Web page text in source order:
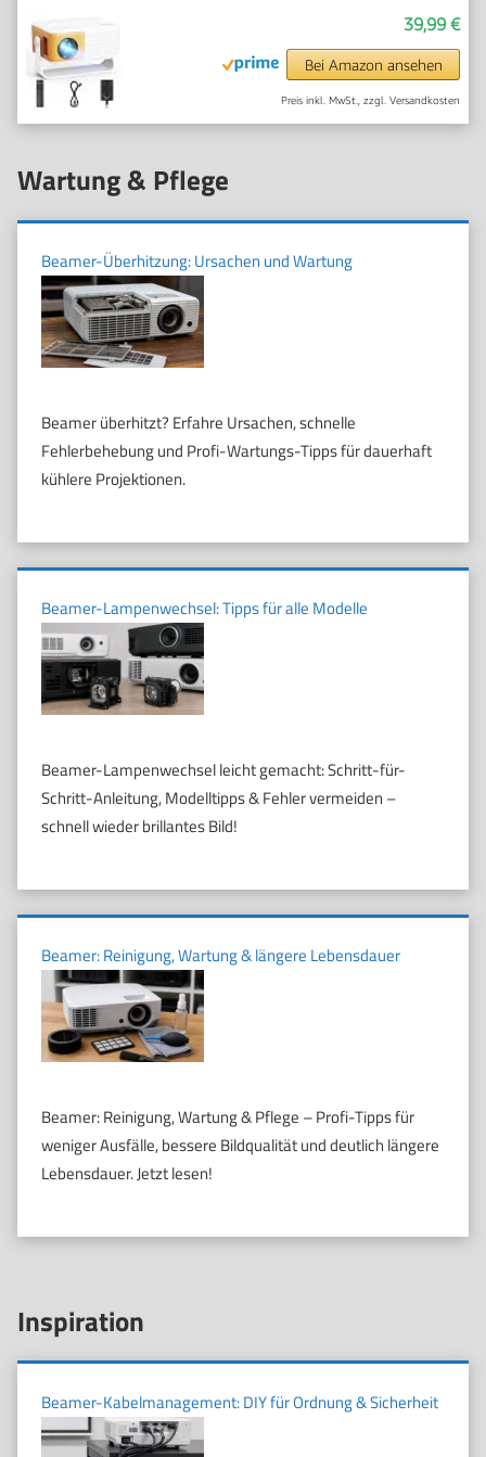
Wartung & Pflege
Beamer-Überhitzung: Ursachen und Wartung
Beamer überhitzt? Erfahre Ursachen, schnelle
Fehlerbehebung und Profi-Wartungs-Tipps für dauerhaft
kühlere Projektionen.
Beamer-Lampenwechsel: Tipps für alle Modelle
Beamer-Lampenwechsel leicht gemacht: Schritt-für-
Schritt-Anleitung, Modelltipps & Fehler vermeiden –
schnell wieder brillantes Bild!
Beamer: Reinigung, Wartung & längere Lebensdauer
Beamer: Reinigung, Wartung & Pflege – Profi-Tipps für
weniger Ausfälle, bessere Bildqualität und deutlich längere
Lebensdauer. Jetzt lesen!
39,99 €
Bei Amazon ansehen
Preis inkl. MwSt., zzgl. Versandkosten
Inspiration
Beamer-Kabelmanagement: DIY für Ordnung & Sicherheit